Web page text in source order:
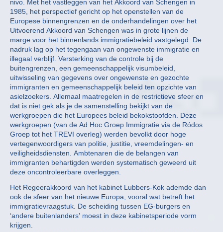
nivo. Met het vastleggen van het Akkoord van Schengen in
1985, het perspectief gericht op het openstellen van de
Europese binnengrenzen en de onderhandelingen over het
Uitvoerend Akkoord van Schengen was in grote lijnen de
marge voor het binnenlands immigratiebeleid vastgelegd. De
nadruk lag op het tegengaan van ongewenste immigratie en
illegaal verblijf. Versterking van de controle bij de
buitengrenzen, een gemeenschappelijk visumbeleid,
uitwisseling van gegevens over ongewenste en gezochte
immigranten en gemeenschappelijk beleid ten opzichte van
asielzoekers. Allemaal maatregelen in de restrictieve sfeer en
dat is niet gek als je de samenstelling bekijkt van de
werkgroepen die het Europees beleid bekokstoofden. Deze
werkgroepen (van de Ad Hoc Groep Immigratie via de Ródos
Groep tot het TREVI overleg) werden bevolkt door hoge
vertegenwoordigers van politie, justitie, vreemdelingen- en
veiligheidsdiensten. Ambtenaren die de belangen van
immigranten behartigden werden systematisch geweerd uit
deze oncontroleerbare overleggen.
Het Regeerakkoord van het kabinet Lubbers-Kok ademde dan
ook de sfeer van het nieuwe Europa, vooral wat betreft het
immigratievraagstuk. De scheiding tussen EG-burgers en
‘andere buitenlanders’ moest in deze kabinetsperiode vorm
krijgen.